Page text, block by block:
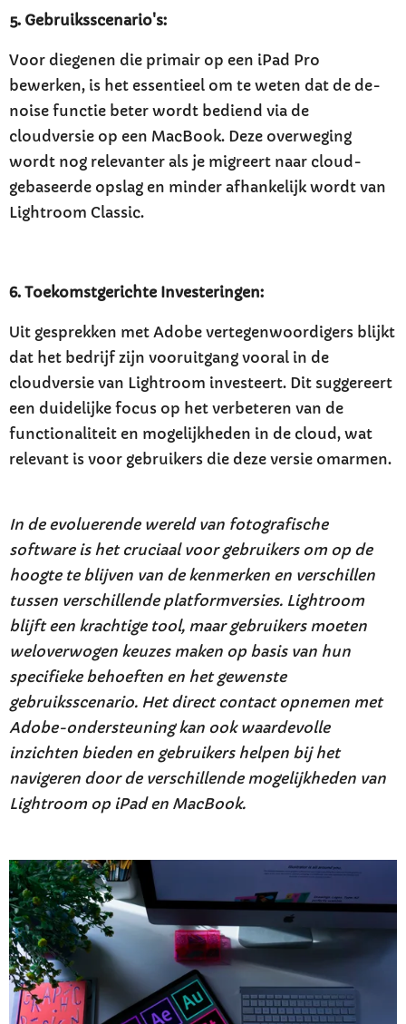
5. Gebruiksscenario's:
Voor diegenen die primair op een iPad Pro
bewerken, is het essentieel om te weten dat de de-
noise functie beter wordt bediend via de
cloudversie op een MacBook. Deze overweging
wordt nog relevanter als je migreert naar cloud-
gebaseerde opslag en minder afhankelijk wordt van
Lightroom Classic.
6. Toekomstgerichte Investeringen:
Uit gesprekken met Adobe vertegenwoordigers blijkt
dat het bedrijf zijn vooruitgang vooral in de
cloudversie van Lightroom investeert. Dit suggereert
een duidelijke focus op het verbeteren van de
functionaliteit en mogelijkheden in de cloud, wat
relevant is voor gebruikers die deze versie omarmen.
In de evoluerende wereld van fotografische
software is het cruciaal voor gebruikers om op de
hoogte te blijven van de kenmerken en verschillen
tussen verschillende platformversies. Lightroom
blijft een krachtige tool, maar gebruikers moeten
weloverwogen keuzes maken op basis van hun
specifieke behoeften en het gewenste
gebruiksscenario. Het direct contact opnemen met
Adobe-ondersteuning kan ook waardevolle
inzichten bieden en gebruikers helpen bij het
navigeren door de verschillende mogelijkheden van
Lightroom op iPad en MacBook.